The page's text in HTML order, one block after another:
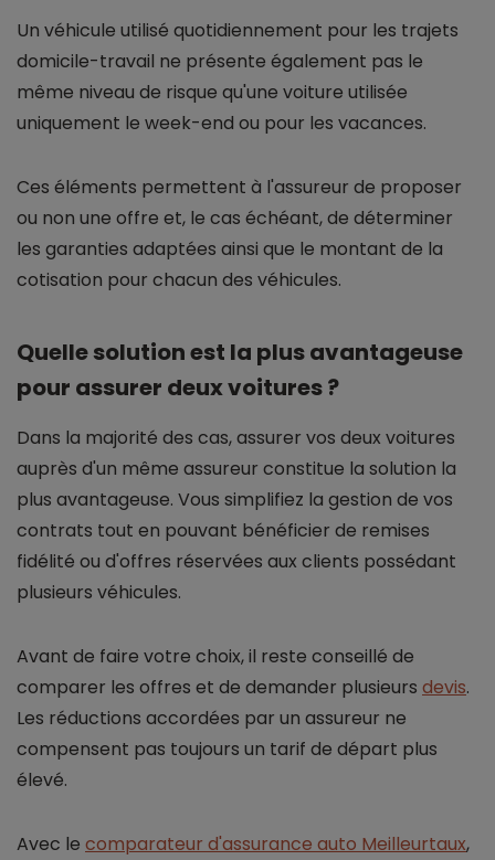
Un véhicule utilisé quotidiennement pour les trajets
domicile-travail ne présente également pas le
même niveau de risque qu'une voiture utilisée
uniquement le week-end ou pour les vacances.
Ces éléments permettent à l'assureur de proposer
ou non une offre et, le cas échéant, de déterminer
les garanties adaptées ainsi que le montant de la
cotisation pour chacun des véhicules.
Quelle solution est la plus avantageuse
pour assurer deux voitures ?
Dans la majorité des cas, assurer vos deux voitures
auprès d'un même assureur constitue la solution la
plus avantageuse. Vous simplifiez la gestion de vos
contrats tout en pouvant bénéficier de remises
fidélité ou d'offres réservées aux clients possédant
plusieurs véhicules.
Avant de faire votre choix, il reste conseillé de
comparer les offres et de demander plusieurs devis.
Les réductions accordées par un assureur ne
compensent pas toujours un tarif de départ plus
élevé.
Avec le comparateur d'assurance auto Meilleurtaux,